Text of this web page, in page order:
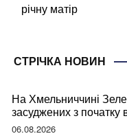
річну матір
СТРІЧКА НОВИН
На Хмельниччині
засуджених з початку
06.08.2026